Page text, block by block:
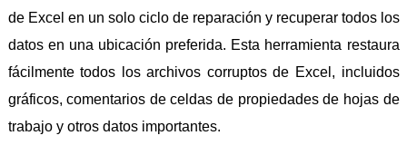
de Excel en un solo ciclo de reparación y recuperar todos los
datos en una ubicación preferida. Esta herramienta restaura
fácilmente todos los archivos corruptos de Excel, incluidos
gráficos, comentarios de celdas de propiedades de hojas de
trabajo y otros datos importantes.